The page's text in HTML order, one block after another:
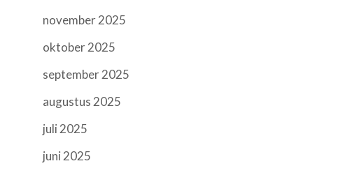
november 2025
oktober 2025
september 2025
augustus 2025
juli 2025
juni 2025